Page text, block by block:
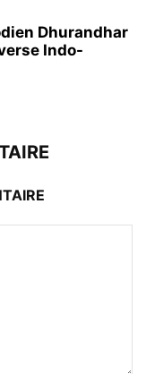
Dhurandhar
Indo-